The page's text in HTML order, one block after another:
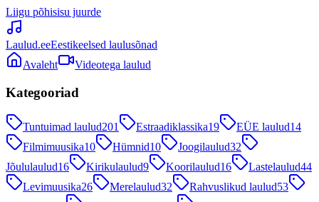
Liigu põhisisu juurde
Laulud.eeEestikeelsed laulusõnad
Avaleht
Videotega laulud
Kategooriad
Tuntuimad laulud201 Estraadiklassika19 EÜE laulud14
Filmimuusika10 Hümnid10 Joogilaulud32
Jõululaulud16 Kirikulaulud9 Koorilaulud16 Lastelaulud44
Levimuusika26 Merelaulud32 Rahvuslikud laulud53